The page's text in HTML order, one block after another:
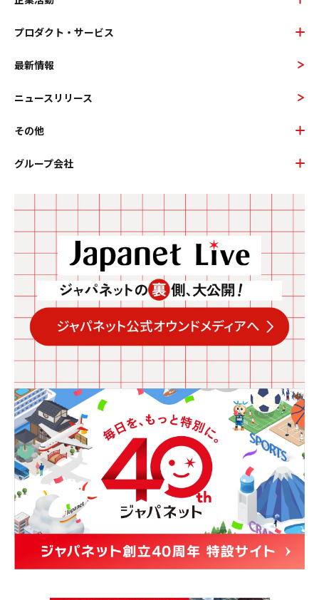
プロダクト・サービス
最新情報
ニュースリリース
その他
グループ会社